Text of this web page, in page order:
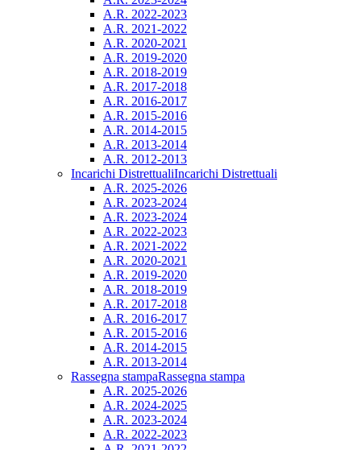
A.R. 2022-2023
A.R. 2021-2022
A.R. 2020-2021
A.R. 2019-2020
A.R. 2018-2019
A.R. 2017-2018
A.R. 2016-2017
A.R. 2015-2016
A.R. 2014-2015
A.R. 2013-2014
A.R. 2012-2013
Incarichi DistrettualiIncarichi Distrettuali
A.R. 2025-2026
A.R. 2023-2024
A.R. 2023-2024
A.R. 2022-2023
A.R. 2021-2022
A.R. 2020-2021
A.R. 2019-2020
A.R. 2018-2019
A.R. 2017-2018
A.R. 2016-2017
A.R. 2015-2016
A.R. 2014-2015
A.R. 2013-2014
Rassegna stampaRassegna stampa
A.R. 2025-2026
A.R. 2024-2025
A.R. 2023-2024
A.R. 2022-2023